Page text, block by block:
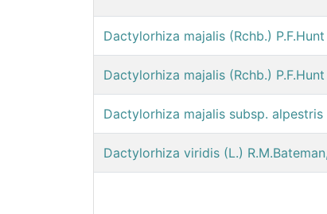
Dactylorhiza majalis (Rchb.)
Dactylorhiza majalis (Rchb.)
Dactylorhiza majalis subsp. alpestris
Dactylorhiza viridis (L.)